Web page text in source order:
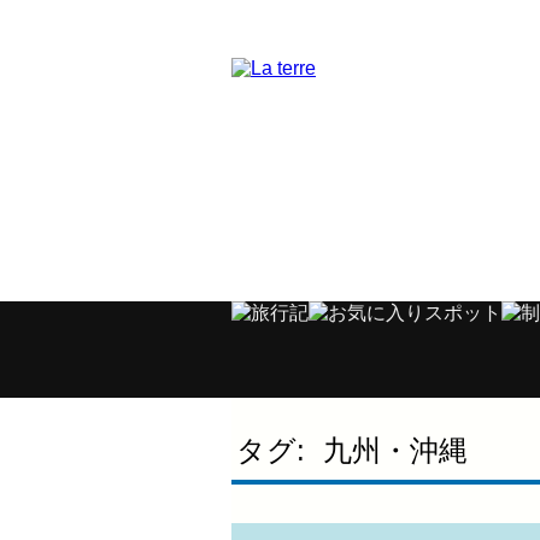
タグ: 九州・沖縄